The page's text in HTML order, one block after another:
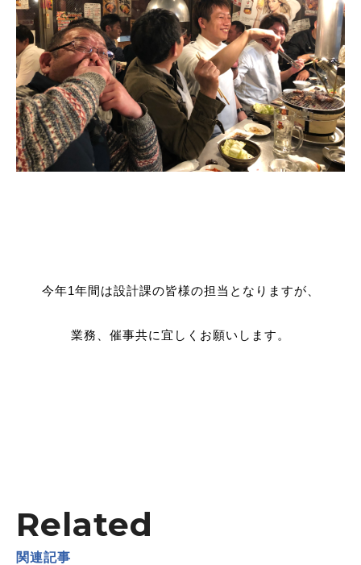
今年1年間は設計課の皆様の担当となりますが、
業務、催事共に宜しくお願いします。
Related
関連記事